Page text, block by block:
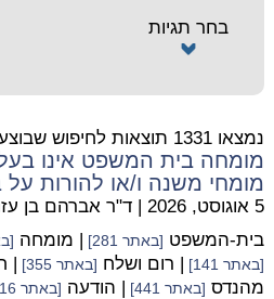
בחר תגיות
נמצאו 1331 תוצאות לחיפוש שבוצע
מומחה בית המשפט אינו
מומחי משנה ו/או להורות
5 אוגוסט, 2026 | ד"ר אברהם בן
בית-המשפט [באתר 281] | מומחה
[באתר 141] | רום ושלח [באתר 355] |
מהנדס [באתר 441] | הודעה [באתר 16]